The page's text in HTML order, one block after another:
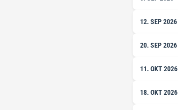
12. SEP 2026
20. SEP 2026
11. OKT 2026
18. OKT 2026